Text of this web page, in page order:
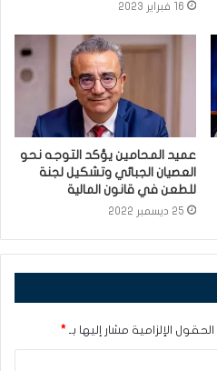
16 فبراير 2023
عميد المحامين يؤكد التوجه نحو
العصيان الجبائي وتشكيل لجنة
للطعن في قانون المالية
25 ديسمبر 2022
الحقول الإلزامية مشار إليها بـ *